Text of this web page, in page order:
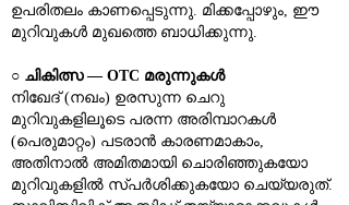
ഉപരിതലം കാണപ്പെടുന്നു. മിക്കപ്പോഴും, ഈ
മുറിവുകൾ മുഖത്തെ ബാധിക്കുന്നു.
○ ചികിത്സ ― OTC മരുന്നുകൾ
നിഖേദ് (നഖം) ഉരസുന്ന ചെറു
മുറിവുകളിലൂടെ പരന്ന അരിമ്പാറകൾ
(പെരുമാറ്റം) പടരാൻ കാരണമാകാം,
അതിനാൽ അമിതമായി ചൊരിഞ്ഞുകയോ
മുറിവുകളിൽ സ്പർശിക്കുകയോ ചെയ്യരുത്.